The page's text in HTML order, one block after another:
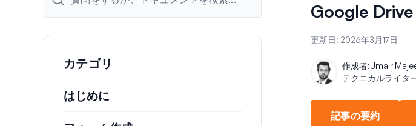
Google
更新日: 2026年3月17日
作成者:Umair
テクニカルライタ
記事の要約
カテゴリ
はじめに